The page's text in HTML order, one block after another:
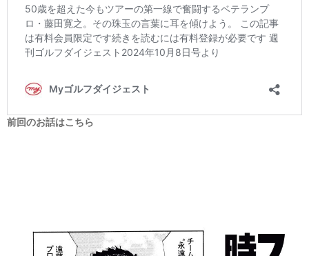
前回のお話はこちら